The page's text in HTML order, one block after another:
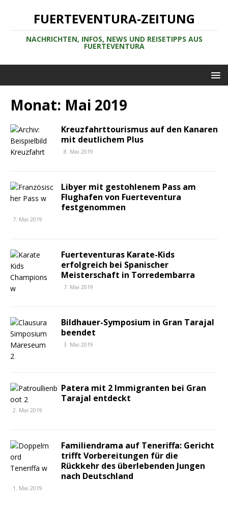
FUERTEVENTURA-ZEITUNG
NACHRICHTEN, INFOS, NEWS UND REISETIPPS AUS
FUERTEVENTURA
Monat: Mai 2019
Kreuzfahrttourismus auf den Kanaren
mit deutlichem Plus
8. Mai 2019
Libyer mit gestohlenem Pass am
Flughafen von Fuerteventura
festgenommen
7. Mai 2019
Fuerteventuras Karate-Kids
erfolgreich bei Spanischer
Meisterschaft in Torredembarra
7. Mai 2019
Bildhauer-Symposium in Gran Tarajal
beendet
3. Mai 2019
Patera mit 2 Immigranten bei Gran
Tarajal entdeckt
2. Mai 2019
Familiendrama auf Teneriffa: Gericht
trifft Vorbereitungen für die
Rückkehr des überlebenden Jungen
nach Deutschland
1. Mai 2019